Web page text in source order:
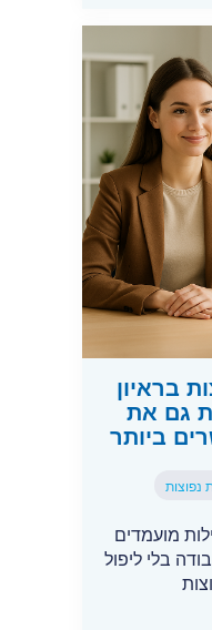
בראיון
גם את
ביותר
נפוצות
מועמדים
בלי ליפול